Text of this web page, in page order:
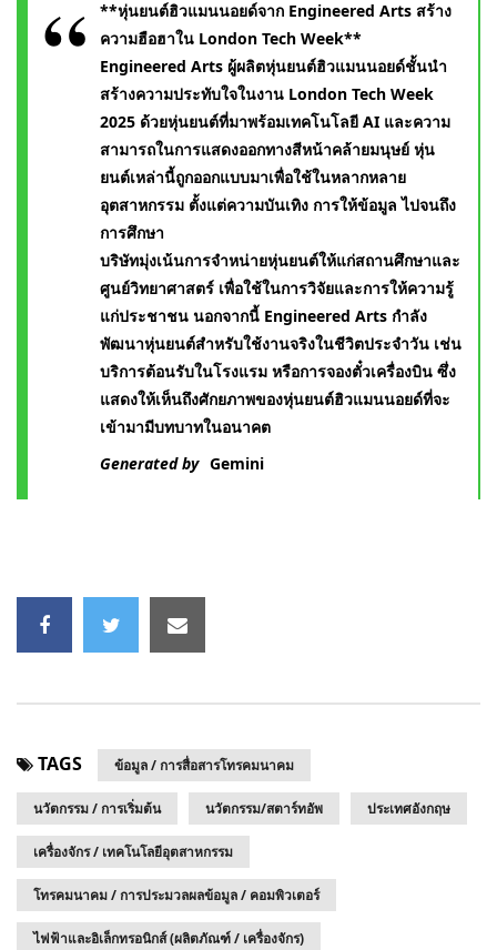
**หุ่นยนต์ฮิวแมนนอยด์จาก Engineered Arts สร้าง
ความฮือฮาใน London Tech Week**
Engineered Arts ผู้ผลิตหุ่นยนต์ฮิวแมนนอยด์ชั้นนำ
สร้างความประทับใจในงาน London Tech Week
2025 ด้วยหุ่นยนต์ที่มาพร้อมเทคโนโลยี AI และความ
สามารถในการแสดงออกทางสีหน้าคล้ายมนุษย์ หุ่น
ยนต์เหล่านี้ถูกออกแบบมาเพื่อใช้ในหลากหลาย
อุตสาหกรรม ตั้งแต่ความบันเทิง การให้ข้อมูล ไปจนถึง
การศึกษา
บริษัทมุ่งเน้นการจำหน่ายหุ่นยนต์ให้แก่สถานศึกษาและ
ศูนย์วิทยาศาสตร์ เพื่อใช้ในการวิจัยและการให้ความรู้
แก่ประชาชน นอกจากนี้ Engineered Arts กำลัง
พัฒนาหุ่นยนต์สำหรับใช้งานจริงในชีวิตประจำวัน เช่น
บริการต้อนรับในโรงแรม หรือการจองตั๋วเครื่องบิน ซึ่ง
แสดงให้เห็นถึงศักยภาพของหุ่นยนต์ฮิวแมนนอยด์ที่จะ
เข้ามามีบทบาทในอนาคต
Generated by Gemini
TAGS ข้อมูล / การสื่อสารโทรคมนาคม
นวัตกรรม / การเริ่มต้น นวัตกรรม/สตาร์ทอัพ ประเทศอังกฤษ
เครื่องจักร / เทคโนโลยีอุตสาหกรรม
โทรคมนาคม / การประมวลผลข้อมูล / คอมพิวเตอร์
ไฟฟ้าและอิเล็กทรอนิกส์ (ผลิตภัณฑ์ / เครื่องจักร)